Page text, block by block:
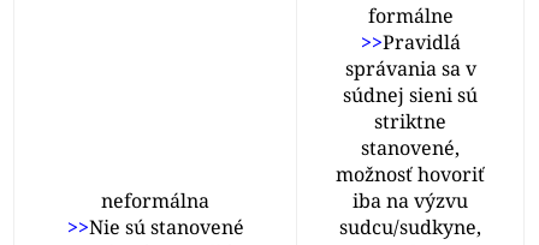
neformálna
>>Nie sú stanovené
formálne
>>Pravidlá
správania sa v
súdnej sieni sú
striktne
stanovené,
možnosť hovoriť
iba na výzvu
sudcu/sudkyne,